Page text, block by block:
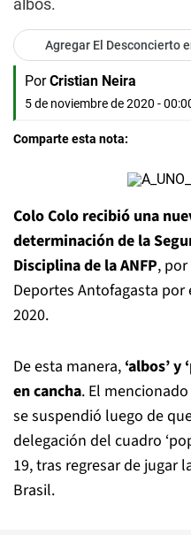
albos.
Agregar El Desconcierto
Por Cristian Neira
5 de noviembre de 2020 -
Comparte esta nota:
Colo Colo recibió una
determinación de la
Disciplina de la ANFP,
Deportes Antofagasta
2020.
De esta manera, ‘albos’
en cancha. El
se suspendió luego de
delegación del cuadro
19, tras regresar de jugar
Brasil.